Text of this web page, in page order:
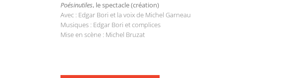
Poésinutiles, le spectacle (création)
Avec : Edgar Bori et la voix de Michel Garneau
Musiques : Edgar Bori et complices
Mise en scène : Michel Bruzat